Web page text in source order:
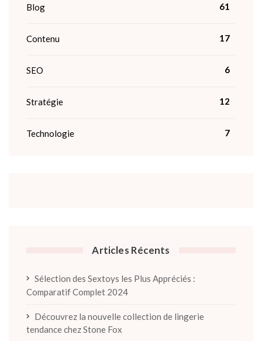
Blog 61
Contenu 17
SEO 6
Stratégie 12
Technologie 7
Articles Récents
Sélection des Sextoys les Plus Appréciés :
Comparatif Complet 2024
Découvrez la nouvelle collection de lingerie
tendance chez Stone Fox